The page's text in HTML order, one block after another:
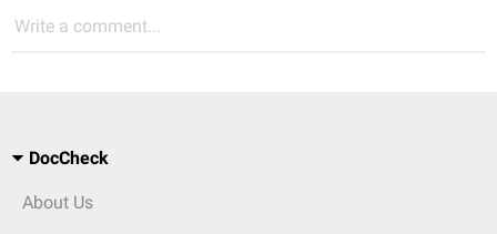
Write a comment...
DocCheck
About Us